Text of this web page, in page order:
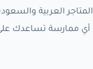
العربية
ممارسة تساعدك